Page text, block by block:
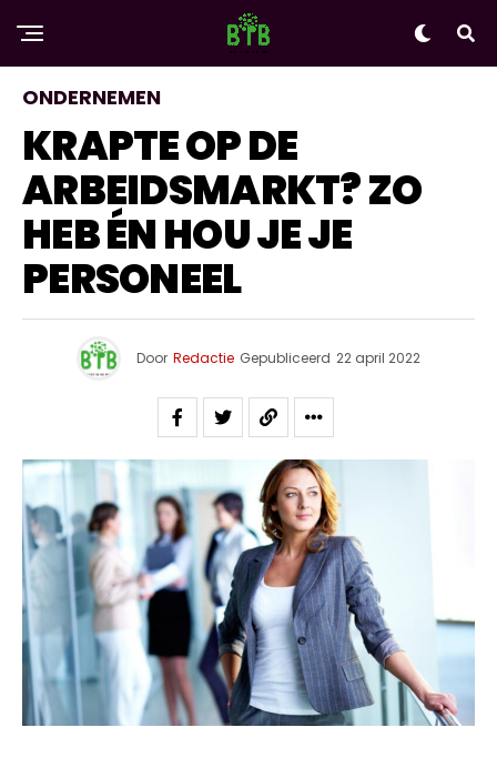
ONDERNEMEN
KRAPTE OP DE
ARBEIDSMARKT? ZO
HEB ÉN HOU JE JE
PERSONEEL
Door Redactie Gepubliceerd 22 april 2022